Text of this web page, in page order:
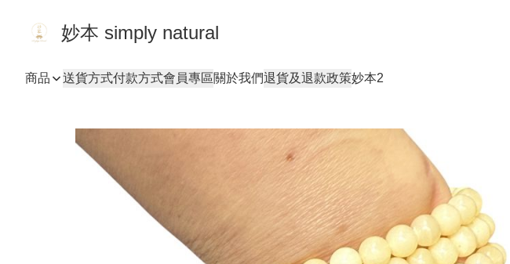
妙本 simply natural
商品 送貨方式付款方式會員專區關於我們退貨及退款政策妙本2